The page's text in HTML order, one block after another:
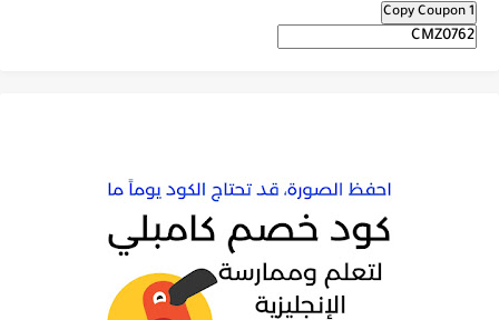
Copy Coupon 1